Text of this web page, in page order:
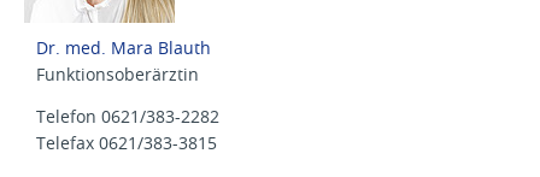
Dr. med. Mara Blauth
Funktionsoberärztin
Telefon 0621/383-2282
Telefax 0621/383-3815